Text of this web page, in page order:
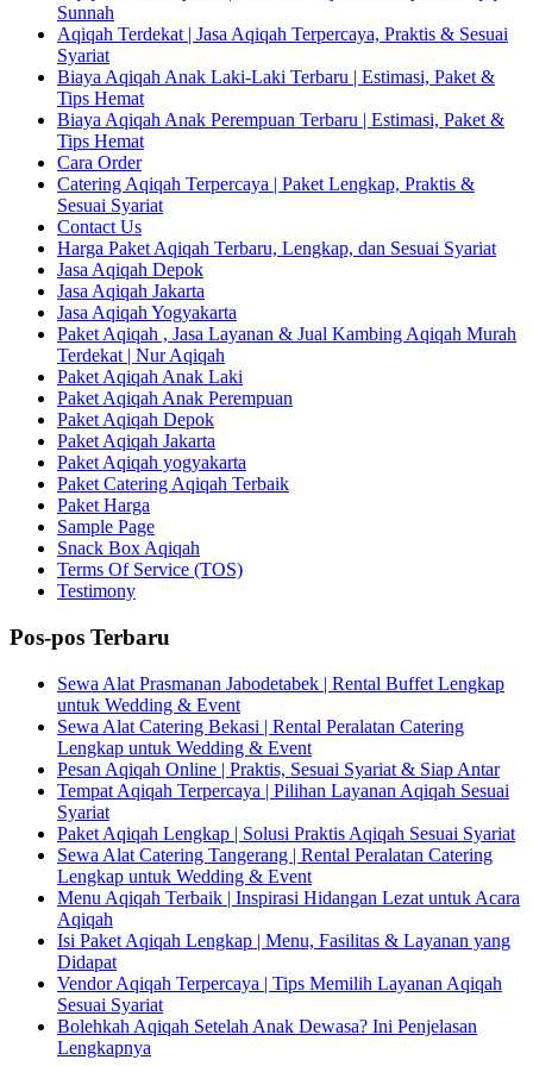
Sunnah
Aqiqah Terdekat | Jasa Aqiqah Terpercaya, Praktis & Sesuai
Syariat
Biaya Aqiqah Anak Laki-Laki Terbaru | Estimasi, Paket &
Tips Hemat
Biaya Aqiqah Anak Perempuan Terbaru | Estimasi, Paket &
Tips Hemat
Cara Order
Catering Aqiqah Terpercaya | Paket Lengkap, Praktis &
Sesuai Syariat
Contact Us
Harga Paket Aqiqah Terbaru, Lengkap, dan Sesuai Syariat
Jasa Aqiqah Depok
Jasa Aqiqah Jakarta
Jasa Aqiqah Yogyakarta
Paket Aqiqah , Jasa Layanan & Jual Kambing Aqiqah Murah
Terdekat | Nur Aqiqah
Paket Aqiqah Anak Laki
Paket Aqiqah Anak Perempuan
Paket Aqiqah Depok
Paket Aqiqah Jakarta
Paket Aqiqah yogyakarta
Paket Catering Aqiqah Terbaik
Paket Harga
Sample Page
Snack Box Aqiqah
Terms Of Service (TOS)
Testimony
Pos-pos Terbaru
Sewa Alat Prasmanan Jabodetabek | Rental Buffet Lengkap
untuk Wedding & Event
Sewa Alat Catering Bekasi | Rental Peralatan Catering
Lengkap untuk Wedding & Event
Pesan Aqiqah Online | Praktis, Sesuai Syariat & Siap Antar
Tempat Aqiqah Terpercaya | Pilihan Layanan Aqiqah Sesuai
Syariat
Paket Aqiqah Lengkap | Solusi Praktis Aqiqah Sesuai Syariat
Sewa Alat Catering Tangerang | Rental Peralatan Catering
Lengkap untuk Wedding & Event
Menu Aqiqah Terbaik | Inspirasi Hidangan Lezat untuk Acara
Aqiqah
Isi Paket Aqiqah Lengkap | Menu, Fasilitas & Layanan yang
Didapat
Vendor Aqiqah Terpercaya | Tips Memilih Layanan Aqiqah
Sesuai Syariat
Bolehkah Aqiqah Setelah Anak Dewasa? Ini Penjelasan
Lengkapnya